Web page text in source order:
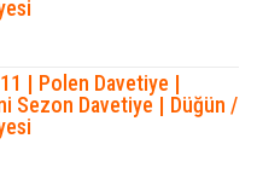
| Polen Davetiye |
Sezon Davetiye | Düğün /